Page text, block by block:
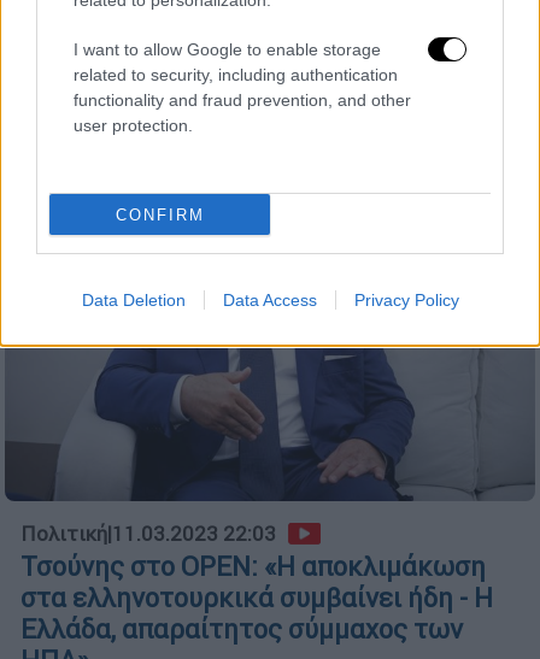
I want to allow Google to enable storage
related to security, including authentication
functionality and fraud prevention, and other
user protection.
CONFIRM
Data Deletion Data Access Privacy Policy
Τσούνης: Οι ΗΠΑ θα συνδράμουν στις
ελληνοτουρκικές σχέσεις εάν ζητηθεί
Τι είπε από το Φόρουμ των Δελφών
Πολιτική|11.03.2023 22:03
Τσούνης στο OPEN: «Η αποκλιμάκωση
στα ελληνοτουρκικά συμβαίνει ήδη - Η
Ελλάδα, απαραίτητος σύμμαχος των